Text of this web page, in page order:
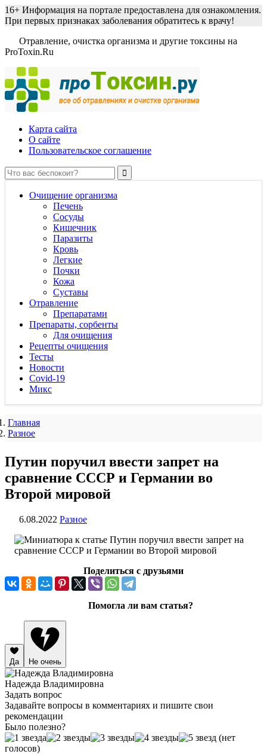
16+ Информация на портале предоставлена для ознакомления.
При первых признаках заболевания обратитесь к врачу!
Отравление, очистка организма и другие токсины на
ProToxin.Ru
Карта сайта
О сайте
Пользовательское соглашение
Очищение организма
Печень
Сосуды
Кишечник
Паразиты
Кровь
Легкие
Почки
Кожа
Суставы
Отравление
Препаратами
Препараты, сорбенты
Для очищения
Рецепты очищения
Тесты
Новости
Covid-19
Микс
Главная
Разное
Путин поручил ввести запрет на
сравнение СССР и Германии во
Второй мировой
6.08.2022 Разное
Поделиться с друзьями
Помогла ли вам статья?
Да Не очень
Надежда Владимировна
Задать вопрос
Задавайте вопросы в комментариях и пишите свои
рекомендации
Было полезно?
(нет
голосов)